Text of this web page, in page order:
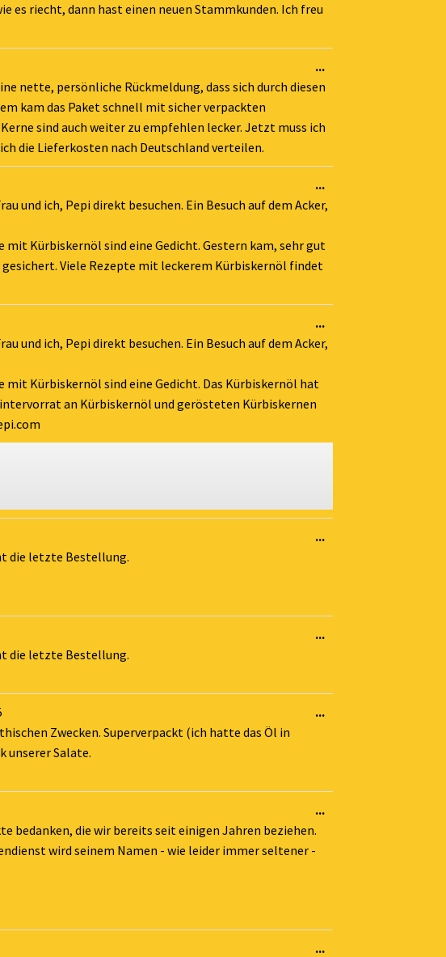
es riecht, dann hast einen neuen Stammkunden. Ich freu
nette, persönliche Rückmeldung, dass sich durch diesen
kam das Paket schnell mit sicher verpackten
sind auch weiter zu empfehlen lecker. Jetzt muss ich
die Lieferkosten nach Deutschland verteilen.
...Diese
Metabox
und ich, Pepi direkt besuchen. Ein Besuch auf dem Acker,
Kürbiskernöl sind eine Gedicht. Gestern kam, sehr gut
Viele Rezepte mit leckerem Kürbiskernöl findet
...Diese
Metabox
und ich, Pepi direkt besuchen. Ein Besuch auf dem Acker,
Kürbiskernöl sind eine Gedicht. Das Kürbiskernöl hat
an Kürbiskernöl und gerösteten Kürbiskernen
...Diese
Metabox
die letzte Bestellung.
...Diese
die letzte Bestellung.
...Diese
Zwecken. Superverpackt (ich hatte das Öl in
unserer Salate.
...Diese
bedanken, die wir bereits seit einigen Jahren beziehen.
wird seinem Namen - wie leider immer seltener -
...Diese
...Diese